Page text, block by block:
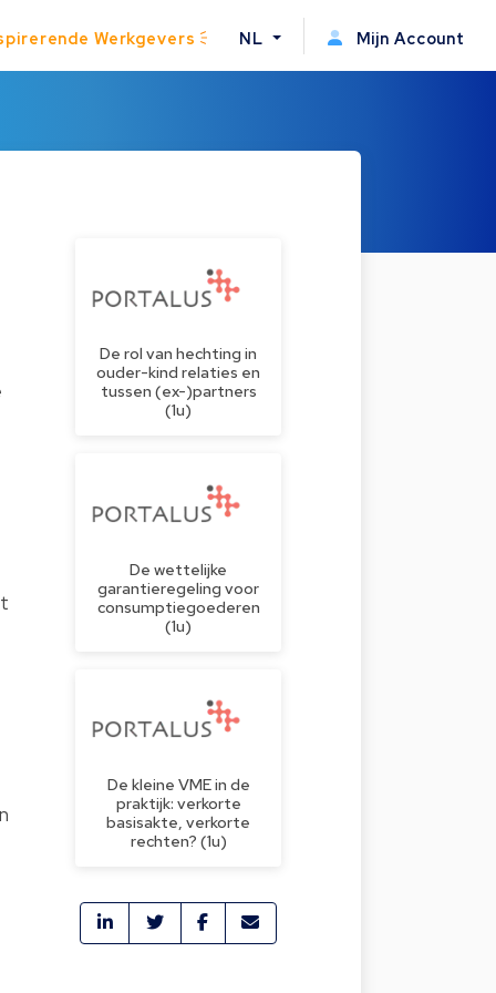
Werkgevers NL Mijn Account
De rol van hechting in
ouder-kind relaties en
tussen (ex-)partners
(1u)
De wettelijke
garantieregeling voor
consumptiegoederen
(1u)
De kleine VME in de
praktijk: verkorte
basisakte, verkorte
rechten? (1u)